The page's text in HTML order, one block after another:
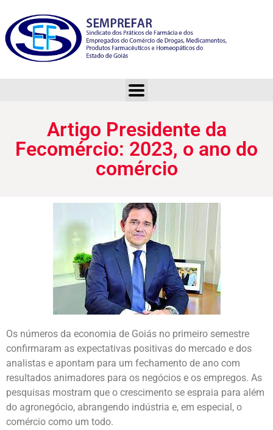
Artigo Presidente da
Fecomércio: 2023, o ano do
comércio
Os números da economia de Goiás no primeiro semestre
confirmaram as expectativas positivas do mercado e dos
analistas e apontam para um fechamento de ano com
resultados animadores para os negócios e os empregos. As
pesquisas mostram que o crescimento se espraia para além
do agronegócio, abrangendo indústria e, em especial, o
comércio como um todo.